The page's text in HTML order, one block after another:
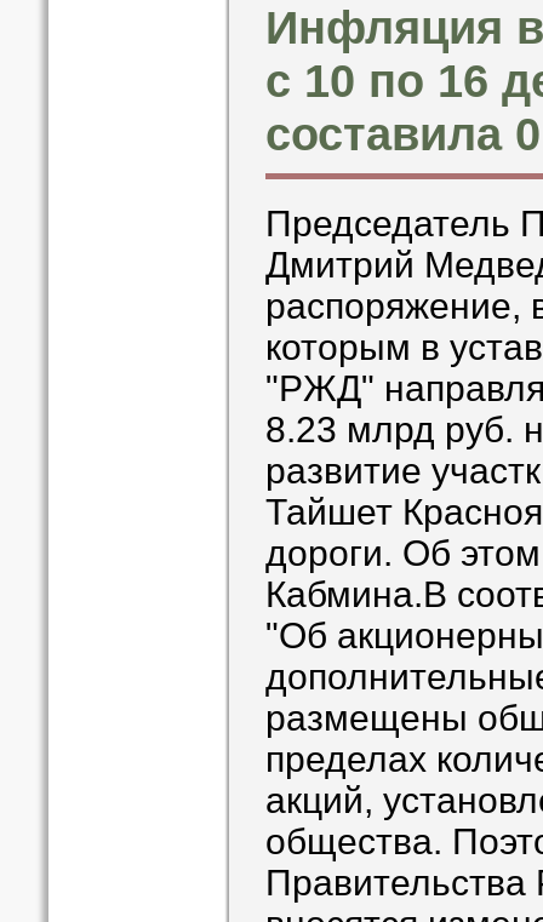
Инфляция
с 10 по 16
составила
Председатель
Дмитрий
распоряжение,
которым в
"РЖД"
8.23 млрд руб.
развитие
Тайшет
дороги. Об
Кабмина.В
"Об
размещены
пределах
акций,
общества.